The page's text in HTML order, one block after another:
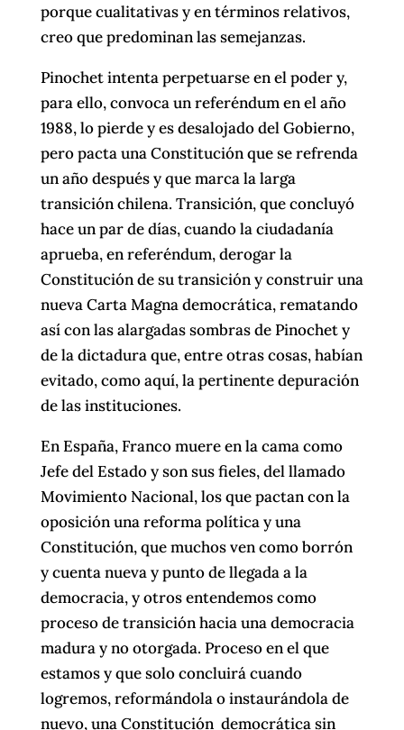
porque cualitativas y en términos relativos,
creo que predominan las semejanzas.
Pinochet intenta perpetuarse en el poder y,
para ello, convoca un referéndum en el año
1988, lo pierde y es desalojado del Gobierno,
pero pacta una Constitución que se refrenda
un año después y que marca la larga
transición chilena. Transición, que concluyó
hace un par de días, cuando la ciudadanía
aprueba, en referéndum, derogar la
Constitución de su transición y construir una
nueva Carta Magna democrática, rematando
así con las alargadas sombras de Pinochet y
de la dictadura que, entre otras cosas, habían
evitado, como aquí, la pertinente depuración
de las instituciones.
En España, Franco muere en la cama como
Jefe del Estado y son sus fieles, del llamado
Movimiento Nacional, los que pactan con la
oposición una reforma política y una
Constitución, que muchos ven como borrón
y cuenta nueva y punto de llegada a la
democracia, y otros entendemos como
proceso de transición hacia una democracia
madura y no otorgada. Proceso en el que
estamos y que solo concluirá cuando
logremos, reformándola o instaurándola de
nuevo, una Constitución democrática sin